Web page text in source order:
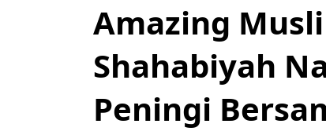
Amazing
Shahabiyah
Peningi